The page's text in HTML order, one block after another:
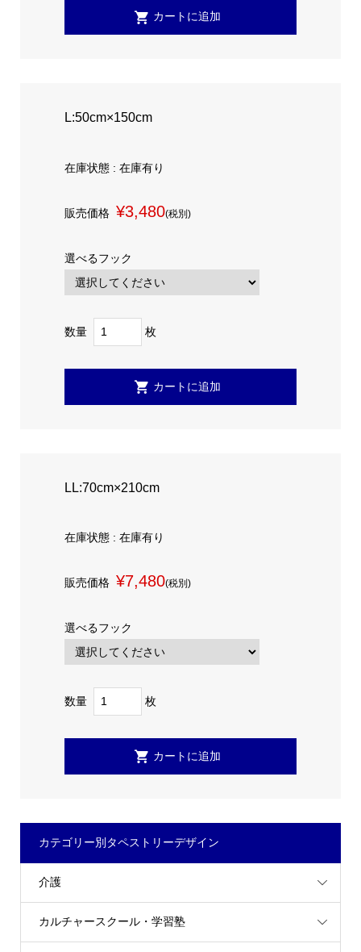
L:50cm×150cm
在庫状態 : 在庫有り
販売価格 ¥3,480(税別)
選べるフック
数量 枚
LL:70cm×210cm
在庫状態 : 在庫有り
販売価格 ¥7,480(税別)
選べるフック
数量 枚
カテゴリー別タペストリーデザイン
介護
カルチャースクール・学習塾